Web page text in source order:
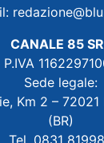
CANALE 85
P.IVA
Sede legale:
Km 2 – 72021
(BR)
Tel. 0831